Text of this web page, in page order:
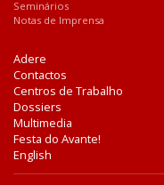
Seminários
Notas de Imprensa
Adere
Contactos
Centros de Trabalho
Dossiers
Multimedia
Festa do Avante!
English